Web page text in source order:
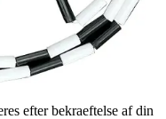
efter bekraeftelse af din